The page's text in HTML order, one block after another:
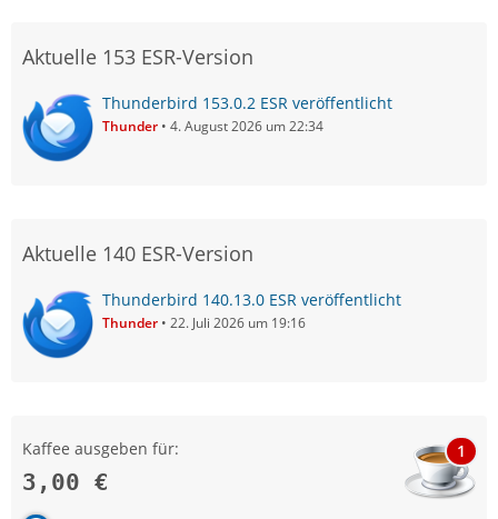
Aktuelle 153 ESR-Version
Thunderbird 153.0.2 ESR veröffentlicht
Thunder 4. August 2026 um 22:34
Aktuelle 140 ESR-Version
Thunderbird 140.13.0 ESR veröffentlicht
Thunder 22. Juli 2026 um 19:16
Kaffee ausgeben für:
3,00 €
1